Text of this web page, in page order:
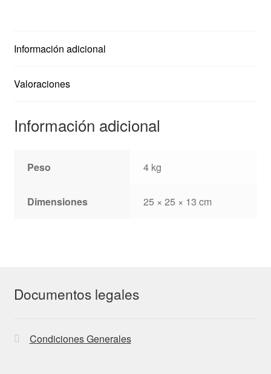
Información adicional
Valoraciones
Información adicional
Peso 4 kg
Dimensiones 25 × 25 × 13 cm
Documentos legales
Condiciones Generales